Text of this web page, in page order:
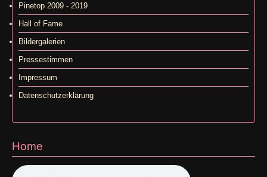
Pinetop 2009 - 2019
Hall of Fame
Bildergalerien
Pressestimmen
Impressum
Datenschutzerklärung
Home